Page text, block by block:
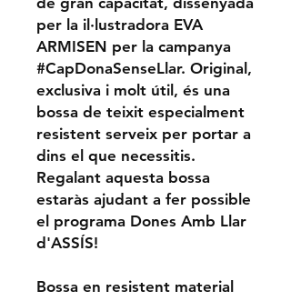
per la il·lustradora EVA
ARMISEN per la campanya
#CapDonaSenseLlar. Original,
exclusiva i molt útil, és una
bossa de teixit especialment
resistent serveix per portar a
dins el que necessitis.
Regalant aquesta bossa
estaràs ajudant a fer possible
el programa Dones Amb Llar
d'ASSÍS!
Bossa en resistent material